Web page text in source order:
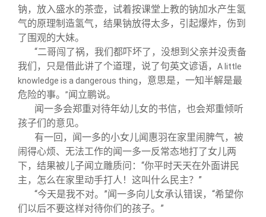
钠，放入盛水的茶壶，试着按课堂上教的钠加水产生氢
气的原理制造氢气，结果钠放得太多，引起爆炸，伤到
了围观的大妹。
“二哥闯了祸，我们都吓坏了，没想到父亲并没责备
我们，只是借此讲了个道理，说了句英文谚语， A little
knowledge is a dangerous thing ，意思是，一知半解是最
危险的事。 ”闻立鹏说。
闻一多会郑重对待年幼儿女的书信，也会郑重倾听
孩子们的意见。
有一回，闻一多的小女儿闻惠羽在家里闹脾气，被
闹得心烦、无法工作的闻一多一反常态地打了女儿两
下，结果被儿子闻立雕质问：“你平时天天在外面讲民
主，怎么在家里动手打人！这叫什么民主？”
“今天是我不对。”闻一多向儿女承认错误，“希望你
们以后不要这样对待你们的孩子。”